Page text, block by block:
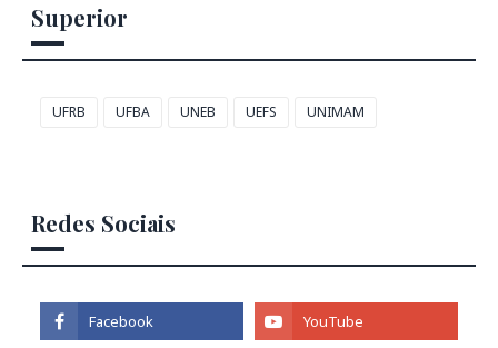
Superior
UFRB UFBA UNEB UEFS UNIMAM
Redes Sociais